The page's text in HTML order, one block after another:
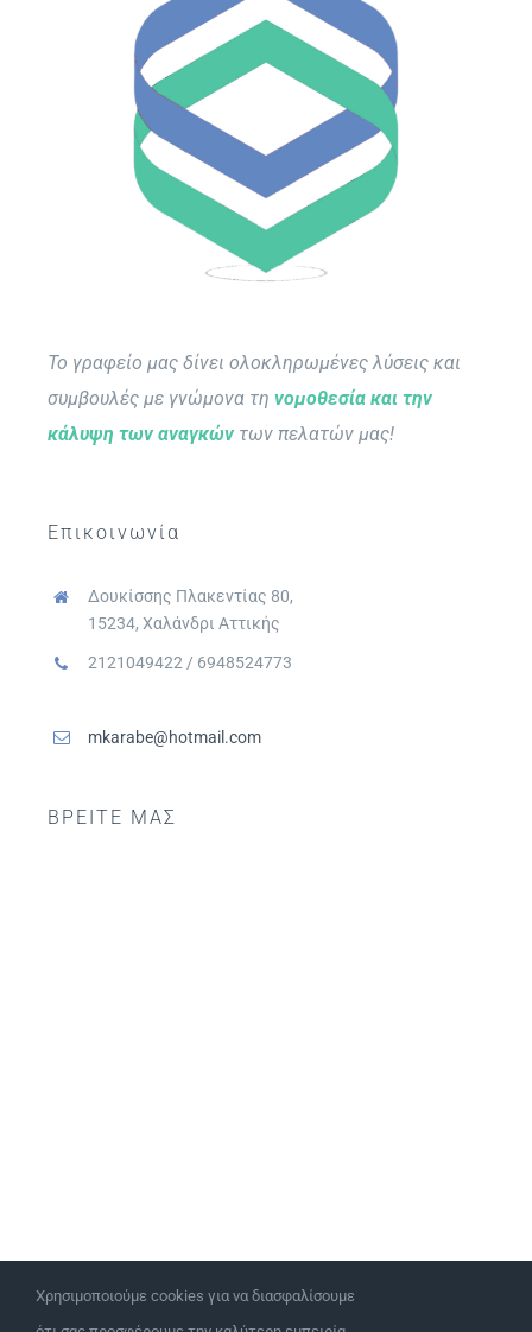
Το γραφείο μας δίνει ολοκληρωμένες λύσεις και
συμβουλές με γνώμονα τη νομοθεσία και την
κάλυψη των αναγκώντων πελατών μας!
Επικοινωνία
Δουκίσσης Πλακεντίας 80,
15234, Χαλάνδρι Αττικής
2121049422 / 6948524773
mkarabe@hotmail.com
ΒΡΕΙΤΕ ΜΑΣ
Χρησιμοποιούμε cookies για να διασφαλίσουμε